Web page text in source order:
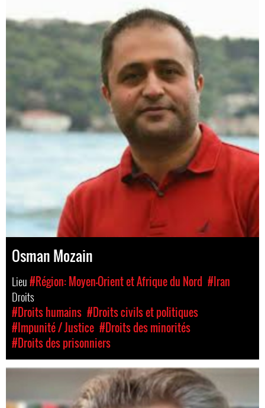
Osman Mozain
Lieu#Région: Moyen-Orient et Afrique du Nord #Iran
Droits
#Droits humains #Droits civils et politiques
#Impunité / Justice #Droits des minorités
#Droits des prisonniers